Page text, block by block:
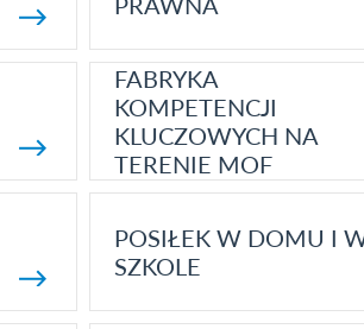
FABRYKA
KOMPETENCJI
KLUCZOWYCH NA
TERENIE MOF
POSIŁEK W DOMU I
SZKOLE